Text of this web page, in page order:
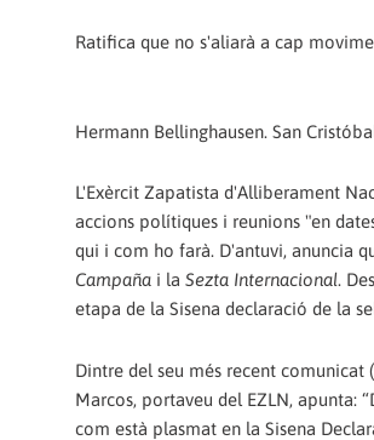
Ratifica que no s'aliarà a cap
Hermann Bellinghausen. San
L'Exèrcit Zapatista d'Alliberament
accions polítiques i reunions "en
qui i com ho farà. D'antuvi, anuncia
Campaña i la Sezta Internacional.
etapa de la Sisena declaració de la
Dintre del seu més recent
Marcos, portaveu del EZLN, apunta:
com està plasmat en la Sisena